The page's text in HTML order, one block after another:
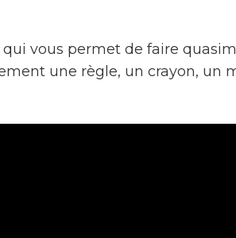
vous permet de faire
une règle, un crayon, un